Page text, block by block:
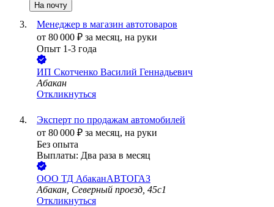
На почту
Менеджер в магазин автотоваров
от 80 000 ₽ за месяц, на руки
Опыт 1-3 года
ИП Скотченко Василий Геннадьевич
Абакан
Откликнуться
Эксперт по продажам автомобилей
от 80 000 ₽ за месяц, на руки
Без опыта
Выплаты: Два раза в месяц
ООО ТД АбаканАВТОГАЗ
Абакан, Северный проезд, 45с1
Откликнуться